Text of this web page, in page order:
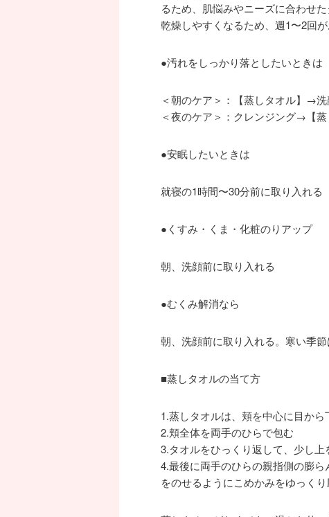
るため、肌悩みやニーズに合わせ
乾燥しやすくなるため、週1〜2回が
●汚れをしっかり落としたいときは
＜朝のケア＞：【蒸しタオル】→
＜夜のケア＞：クレンジング→【
●安眠したいときは
就寝の1時間〜30分前に取り入れる
●くすみ・くま・化粧のりアップ
朝、洗顔前に取り入れる
●むくみ解消なら
朝、洗顔前に取り入れる。寒い季
■蒸しタオルの当て方
1.蒸しタオルは、頬を中心に目か
2.頬全体を両手のひらで包む
3.タオルをひっくり返して、少し
4.最後に両手のひらの親指側の膨
をのせるようにこめかみをゆっく